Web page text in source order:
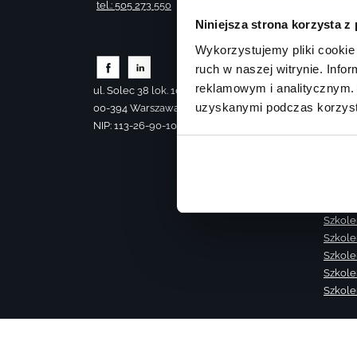
Niniejsza strona korzysta z
Wykorzystujemy pliki
ruch w naszej witrynie.
reklamowym i
uzyskanymi podczas
tel.: 505 273 550
ul. Solec 38 lok. 105
00-394 Warszawa
NIP: 113-26-90-108